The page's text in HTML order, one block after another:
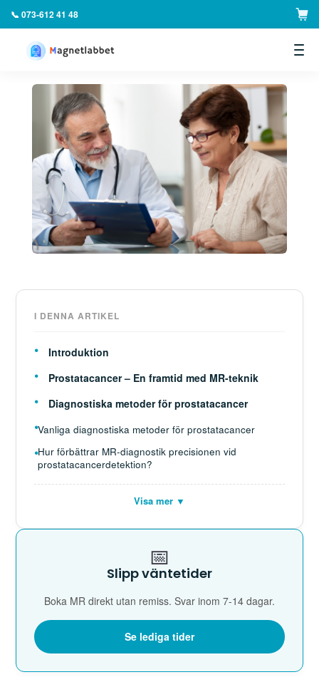
📞 073-612 41 48
I DENNA ARTIKEL
Introduktion
Prostatacancer – En framtid med MR-teknik
Diagnostiska metoder för prostatacancer
Vanliga diagnostiska metoder för prostatacancer
Hur förbättrar MR-diagnostik precisionen vid
prostatacancerdetektion?
Visa mer ▼
📅
Slipp väntetider
Boka MR direkt utan remiss. Svar inom 7-14 dagar.
Se lediga tider